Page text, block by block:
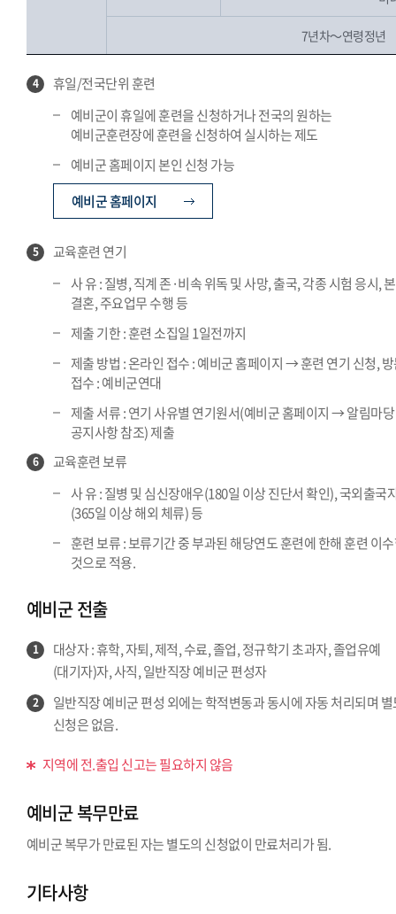
7년차～연령정년
4
휴일/전국단위 훈련
예비군이 휴일에 훈련을 신청하거나 전국의 원하는
예비군훈련장에 훈련을 신청하여 실시하는 제도
예비군 홈페이지 본인 신청 가능
예비군 홈페이지
5
교육훈련 연기
사 유 : 질병, 직계 존·비속 위독 및 사망, 출국, 각종 시험 응시,
결혼, 주요업무 수행 등
제출 기한 : 훈련 소집일 1일전까지
제출 방법 : 온라인 접수 : 예비군 홈페이지 → 훈련 연기 신청,
접수 : 예비군연대
제출 서류 : 연기 사유별 연기원서(예비군 홈페이지 → 알림마
공지사항 참조) 제출
6
교육훈련 보류
사 유 : 질병 및 심신장애우(180일 이상 진단서 확인), 국외출국
(365일 이상 해외 체류) 등
훈련 보류 : 보류기간 중 부과된 해당연도 훈련에 한해 훈련 이
것으로 적용.
예비군 전출
1
대상자 : 휴학, 자퇴, 제적, 수료, 졸업, 정규학기 초과자, 졸업유예
(대기자)자, 사직, 일반직장 예비군 편성자
2
일반직장 예비군 편성 외에는 학적변동과 동시에 자동 처리되며
신청은 없음.
지역에 전.출입 신고는 필요하지 않음
예비군 복무만료
예비군 복무가 만료된 자는 별도의 신청없이 만료처리가 됨.
기타사항